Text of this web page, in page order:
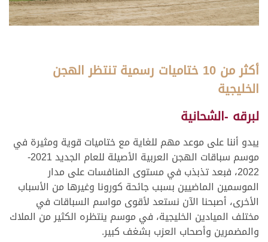
أكثر من 10 ختاميات رسمية تنتظر الهجن
الخليجية
لبرقه -الشحانية
يبدو أننا على موعد مهم للغاية مع ختاميات قوية ومثيرة في
موسم سباقات الهجن العربية الأصيلة للعام الجديد 2021-
2022، فبعد تذبذب في مستوى المنافسات على مدار
الموسمين الماضيين بسبب جائحة كورونا وغيرها من الأسباب
الأخرى، أصبحنا الآن نستعد لأقوى مواسم السباقات في
مختلف الميادين الخليجية، في موسم ينتظره الكثير من الملاك
والمضمرين وأصحاب العزب بشغف كبير.